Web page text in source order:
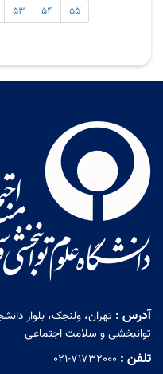
53 54 55
آدرس : تهران، ولنجک، بلوار
توانبخشی و سلامت اجتماعی
تلفن : 021-71732000